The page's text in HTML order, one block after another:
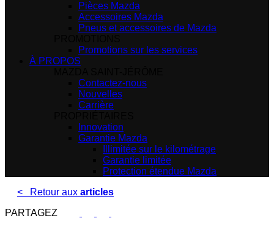
Pièces Mazda
Accessoires Mazda
Pneus et accessoires de Mazda
Promotions sur les services
À PROPOS
Contactez-nous
Nouvelles
Carrière
Innovation
Garantie Mazda
Illimitée sur le kilométrage
Garantie limitée
Protection étendue Mazda
<
Retour aux articles
PARTAGEZ